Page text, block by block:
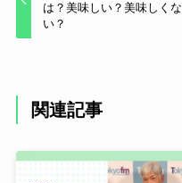
は？美味しい？美味しくな
い？
関連記事